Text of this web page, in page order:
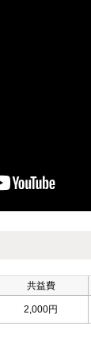
共益費
2,000円